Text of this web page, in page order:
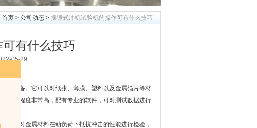
首页 > 公司动态 > 摆锤式冲机试验机的操作可有什么技巧
有什么技巧
05-29
的设备。它可以对纸张、薄膜、塑料以及金属箔片等材
动化程度非常高，配有专业的软件，可对测试数据进行
来对金属材料在动负荷下抵抗冲击的性能进行检验，